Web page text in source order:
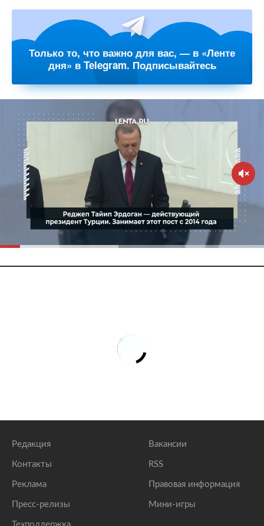
Только то, что важно для вас, — в «Ленте
дня» в Telegram. Подписывайтесь
Редакция
Контакты
Реклама
Пресс-релизы
Вакансии
RSS
Правовая информация
Мини-игры